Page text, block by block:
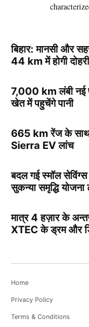
बिहार: मानसी और
44 km में होगी
7,000 km लंबी नई
खेत में पहुचेंगे पानी
665 km रेंज के
Sierra EV लांच
बदल गई स्मॉल
सुकन्या समृद्धि योजना
मात्र 4 हज़ार के
XTEC के ड्रम और
Home
Privacy Policy
Terms & Conditions